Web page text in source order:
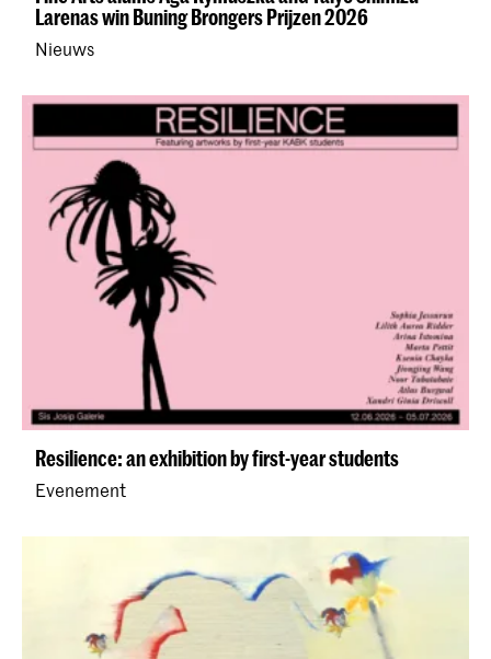
Larenas win Buning Brongers Prijzen 2026
Nieuws
Resilience: an exhibition by first-year students
Evenement